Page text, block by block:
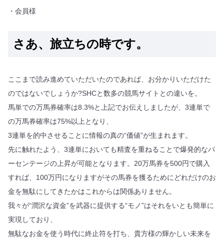
・会員様
さあ、旅立ちの時です。
ここまで読み進めていただいたのであれば、お分かりいただけた
のではないでしょうか?SHCと数多の競馬サイトとの違いを。
馬単での万馬券確率は8.3%と上記でお伝えしましたが、3連単で
の万馬券確率は75%以上となり、
3連単を的中させることに情報の真の“価値”が生まれます。
先に触れたよう、3連単においても精査を重ねることで爆発的なパ
ーセンテージの上昇が可能となります。20万馬券を500円で購入
すれば、100万円になりますがその馬券を獲るためにどれだけのお
金を無駄にしてきたかはこれからは関係ありません。
我々が“潤沢な資金”を武器に提供する“モノ”はそれをいとも簡単に
実現しており、
無駄なお金を使う時代に終止符を打ち、貴方様の輝かしい未来を